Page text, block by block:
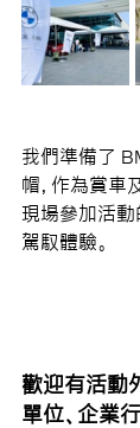
我們準備了
帽，作為賞車
現場參加活
駕馭體驗。
歡迎有活動
單位、企業